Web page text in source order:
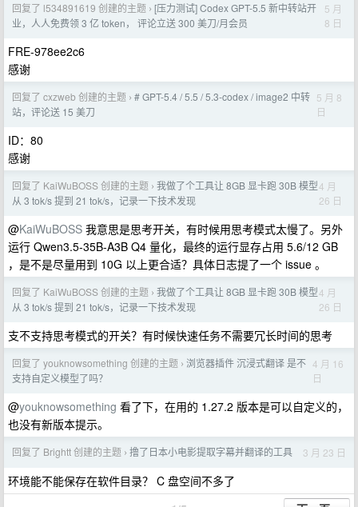
回复了 l534891619 创建的主题 › [压力测试] Codex GPT-5.5 新中转站开
业，人人免费领 3 亿 token， 评论立送 300 美刀/月会员
5 月
8 日
FRE-978ee2c6
感谢
回复了 cxzweb 创建的主题 › # GPT-5.4 / 5.5 / 5.3-codex / image2 中转
站，评论送 15 美刀
5 月 8
日
ID：80
感谢
回复了 KaiWuBOSS 创建的主题 › 我做了个工具让 8GB 显卡跑 30B 模型
从 3 tok/s 提到 21 tok/s，记录一下技术发现
4 月
26 日
@KaiWuBOSS 我意思是思考开关，有时候用思考模式太慢了。另外
运行 Qwen3.5-35B-A3B Q4 量化，最终的运行显存占用 5.6/12 GB
，是不是尽量用到 10G 以上更合适？具体日志提了一个 issue 。
回复了 KaiWuBOSS 创建的主题 › 我做了个工具让 8GB 显卡跑 30B 模型
从 3 tok/s 提到 21 tok/s，记录一下技术发现
4 月
26 日
支不支持思考模式的开关？有时候快速任务不需要冗长时间的思考
回复了 youknowsomething 创建的主题 › 浏览器插件 沉浸式翻译 是不
支持自定义模型了吗？
4 月 16
日
@youknowsomething 看了下，在用的 1.27.2 版本是可以自定义的，
也没有新版本提示。
回复了 Brightt 创建的主题 › 撸了日本小电影提取字幕并翻译的工具 3 月 23 日
环境能不能保存在软件目录？ C 盘空间不多了